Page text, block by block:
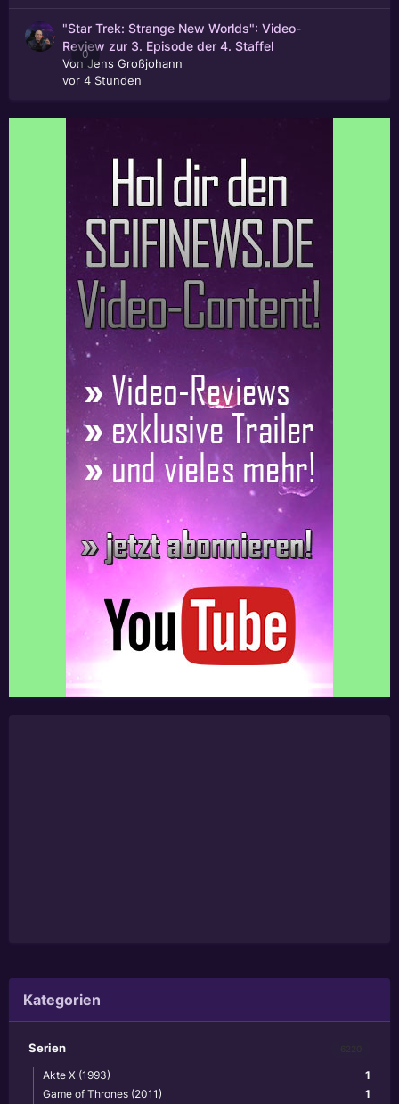
0
"Star Trek: Strange New Worlds": Video-
Review zur 3. Episode der 4. Staffel
Von Jens Großjohann
vor 4 Stunden
Kategorien
Serien
1
Akte X (1993)
1
Game of Thrones (2011)